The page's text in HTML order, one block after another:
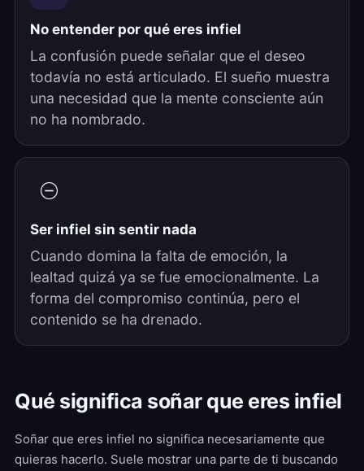
No entender por qué eres infiel
La confusión puede señalar que el deseo
todavía no está articulado. El sueño muestra
una necesidad que la mente consciente aún
no ha nombrado.
Ser infiel sin sentir nada
Cuando domina la falta de emoción, la
lealtad quizá ya se fue emocionalmente. La
forma del compromiso continúa, pero el
contenido se ha drenado.
Qué significa soñar que eres infiel
Soñar que eres infiel no significa necesariamente que
quieras hacerlo. Suele mostrar una parte de ti buscando